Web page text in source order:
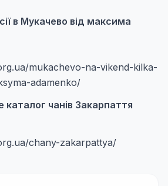
в Мукачево від максима
mukachevo-na-vikend-kilka-
adamenko/
каталог чанів Закарпаття
chany-zakarpattya/